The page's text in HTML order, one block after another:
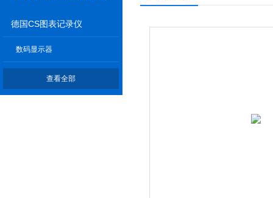
德国CS图表记录仪
数码显示器
查看全部